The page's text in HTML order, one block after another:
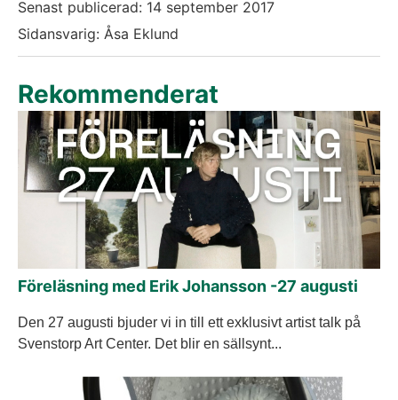
Senast publicerad: 14 september 2017
Sidansvarig: Åsa Eklund
Rekommenderat
Föreläsning med Erik Johansson -27 augusti
Den 27 augusti bjuder vi in till ett exklusivt artist talk på
Svenstorp Art Center. Det blir en sällsynt...